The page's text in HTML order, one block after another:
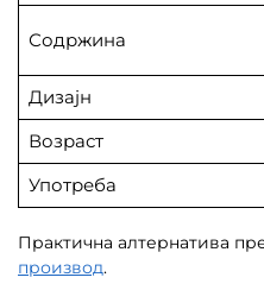
Содржина
Дизајн
Возраст
Употреба
Практична алтернатива
производ.